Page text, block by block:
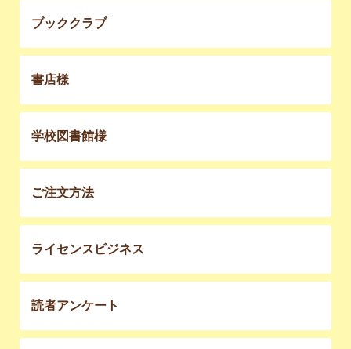
ブッククラブ
書店様
学校図書館様
ご注文方法
ライセンスビジネス
読者アンケート